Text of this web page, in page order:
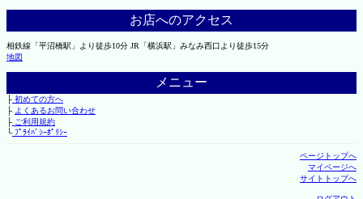
お店へのアクセス
相鉄線「平沼橋駅」より徒歩10分 JR「横浜駅」みなみ西口より徒歩15分
地図
メニュー
├初めての方へ
├ よくあるお問い合わせ
├ご利用規約
└ﾌﾟﾗｲﾊﾞｼｰﾎﾟﾘｼｰ
ページトップへ
マイページへ
サイトトップへ